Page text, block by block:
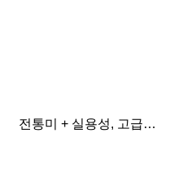
전통미 + 실용성, 고급